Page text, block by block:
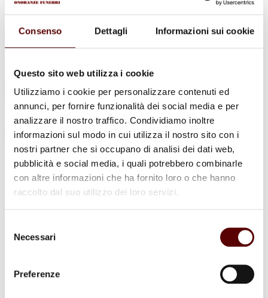
Consenso Dettagli Informazioni sui cookie
Questo sito web utilizza i cookie
Utilizziamo i cookie per personalizzare contenuti ed
annunci, per fornire funzionalità dei social media e per
analizzare il nostro traffico. Condividiamo inoltre
informazioni sul modo in cui utilizza il nostro sito con i
nostri partner che si occupano di analisi dei dati web,
pubblicità e social media, i quali potrebbero combinarle
con altre informazioni che ha fornito loro o che hanno
raccolto dal suo utilizzo dei loro servizi.
delNecessari
Preferenze
Necrologi
per:
Anna Melloni
in Ferioli
24 Giugno 1948 - 27 Maggio 2021